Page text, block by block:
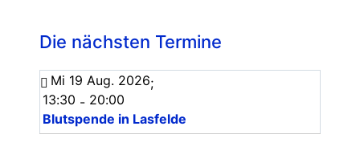
Die nächsten Termine
Mi 19 Aug. 2026;
13:30 - 20:00
Blutspende in Lasfelde